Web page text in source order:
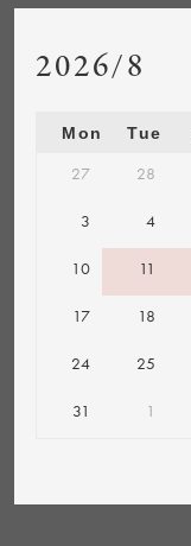
2026/8
Mon Tue
27 28
3 4
10 11
17 18
24 25
31 1